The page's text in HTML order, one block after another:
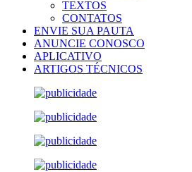
TEXTOS
CONTATOS
ENVIE SUA PAUTA
ANUNCIE CONOSCO
APLICATIVO
ARTIGOS TÉCNICOS